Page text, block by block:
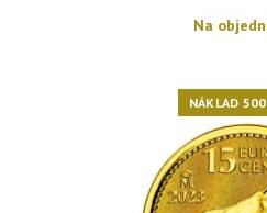
Na
NÁKLAD